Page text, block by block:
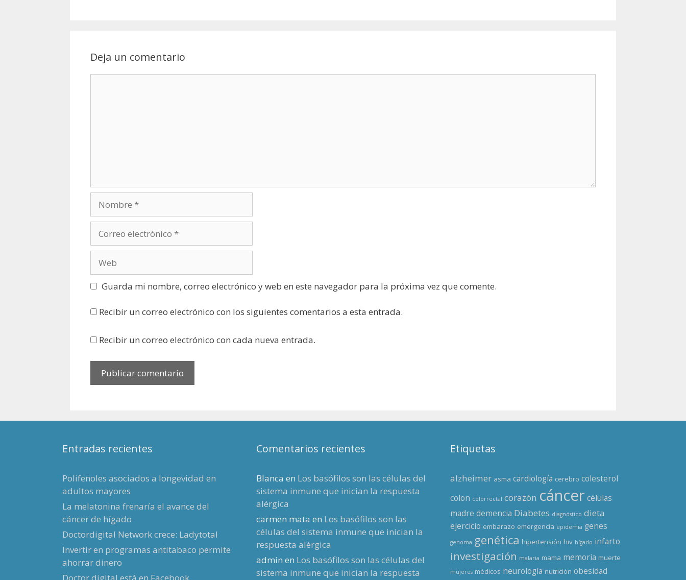
Deja un comentario
electrónico
Guarda mi nombre, correo electrónico y web en este navegador para la próxima vez que comente.
Recibir un correo electrónico con los siguientes comentarios a esta entrada.
Recibir un correo electrónico con cada nueva entrada.
Entradas recientes
Polifenoles asociados a longevidad en
adultos mayores
La melatonina frenaría el avance del
cáncer de hígado
Doctordigital Network crece: Ladytotal
Invertir en programas antitabaco permite
ahorrar dinero
Comentarios recientes
Blanca en Los basófilos son las células del
sistema inmune que inician la respuesta
alérgica
carmen mata en Los basófilos son las
células del sistema inmune que inician la
respuesta alérgica
admin en Los basófilos son las células del
sistema inmune que inician la respuesta
Etiquetas
alzheimer asma cardiología cerebro colesterol
colon colorrectal corazón cáncer células
madre demencia Diabetes diagnóstico dieta
ejercicio embarazo emergencia epidemia genes
genoma genética hipertensión hiv hígado infarto
investigación malaria mama memoria muerte
mujeres médicos neurología nutrición obesidad